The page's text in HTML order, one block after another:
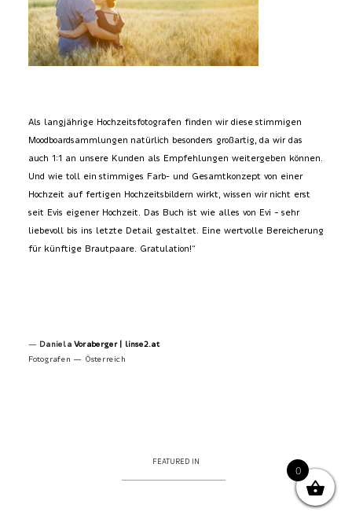
Als langjährige Hochzeitsfotografen finden wir diese stimmigen
Moodboardsammlungen natürlich besonders großartig, da wir das
auch 1:1 an unsere Kunden als Empfehlungen weitergeben können.
Und wie toll ein stimmiges Farb- und Gesamtkonzept von einer
Hochzeit auf fertigen Hochzeitsbildern wirkt, wissen wir nicht erst
seit Evis eigener Hochzeit. Das Buch ist wie alles von Evi – sehr
liebevoll bis ins letzte Detail gestaltet. Eine wertvolle Bereicherung
für künftige Brautpaare. Gratulation!“
— Daniela Voraberger | linse2.at
Fotografen — Österreich
FEATURED IN
0